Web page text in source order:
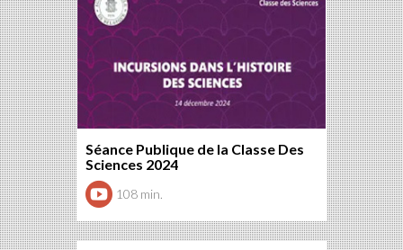
Séance Publique de la Classe Des
Sciences 2024
108 min.